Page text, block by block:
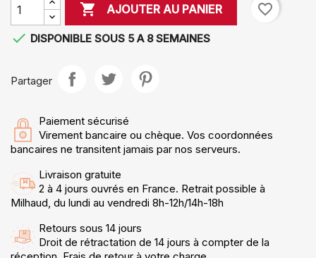
 AJOUTER AU PANIER
favorite_border
 DISPONIBLE SOUS 5 A 8 SEMAINES
Partager
Paiement sécurisé
Virement bancaire ou chèque. Vos coordonnées
bancaires ne transitent jamais par nos serveurs.
Livraison gratuite
2 à 4 jours ouvrés en France. Retrait possible à
Milhaud, du lundi au vendredi 8h-12h/14h-18h
Retours sous 14 jours
Droit de rétractation de 14 jours à compter de la